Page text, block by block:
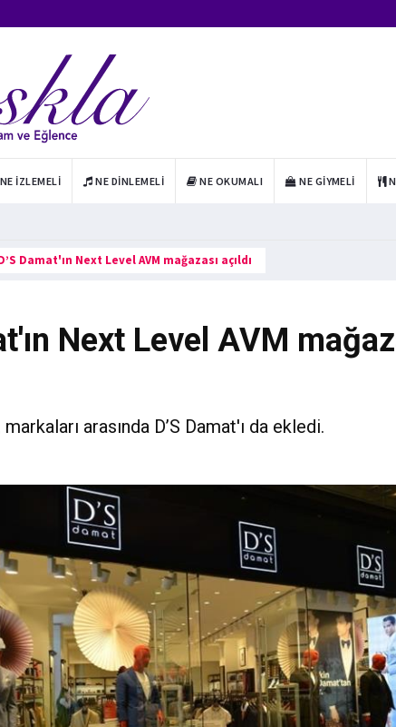
NE İZLEMELI NE DINLEMELI NE OKUMALI NE GIYMELI
Damat'ın Next Level AVM mağazası açıldı
Next Level AVM
arasında D’S Damat'ı da ekledi.